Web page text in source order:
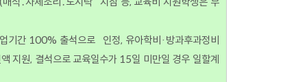
기간 100% 출석으로 인정, 유아학비·방과후과정비
원, 결석으로 교육일수가 15일 미만일 경우 일할계